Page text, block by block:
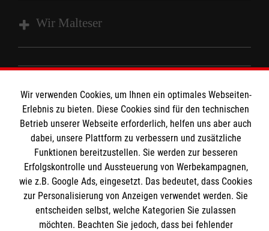
Wir Malteser
Spenden und Helfen
Mitarbeiten
Wir Malteser
Informationen
Kontakt
Pressestelle
Impressum
Datenschutz
Malteser online
Malteserorden
Spendenkonto
Wir verwenden Cookies, um Ihnen ein optimales Webseiten-
Erlebnis zu bieten. Diese Cookies sind für den technischen
Betrieb unserer Webseite erforderlich, helfen uns aber auch
dabei, unsere Plattform zu verbessern und zusätzliche
Funktionen bereitzustellen. Sie werden zur besseren
Erfolgskontrolle und Aussteuerung von Werbekampagnen,
wie z.B. Google Ads, eingesetzt. Das bedeutet, dass Cookies
zur Personalisierung von Anzeigen verwendet werden. Sie
entscheiden selbst, welche Kategorien Sie zulassen
möchten. Beachten Sie jedoch, dass bei fehlender